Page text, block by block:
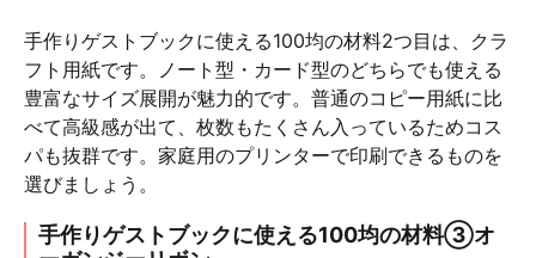
手作りゲストブックに使える100均の材料2つ目は、クラ
フト用紙です。ノート型・カード型のどちらでも使える
豊富なサイズ展開が魅力的です。普通のコピー用紙に比
べて高級感が出て、枚数もたくさん入っているためコス
パも抜群です。家庭用のプリンターで印刷できるものを
選びましょう。
手作りゲストブックに使える100均の材料③オ